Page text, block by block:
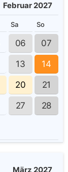
Februar 2027
Sa So
06 07
13 14
20 21
27 28
März 2027